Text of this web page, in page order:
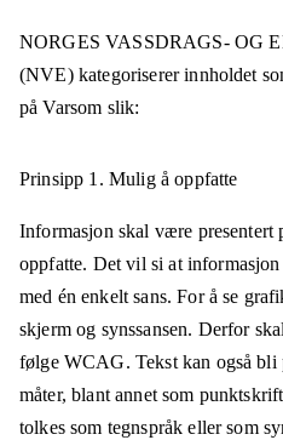
NORGES VASSDRAGS- OG
(NVE)kategoriserer innholdet
påVarsom slik:
Prinsipp 1. Mulig å oppfatte
Informasjon skal være presentert
oppfatte. Det vil si at
med én enkelt sans. For å se
skjerm og synssansen. Derfor
følge WCAG. Tekst kan også bli
måter, blant annet som
tolkes som tegnspråk eller som